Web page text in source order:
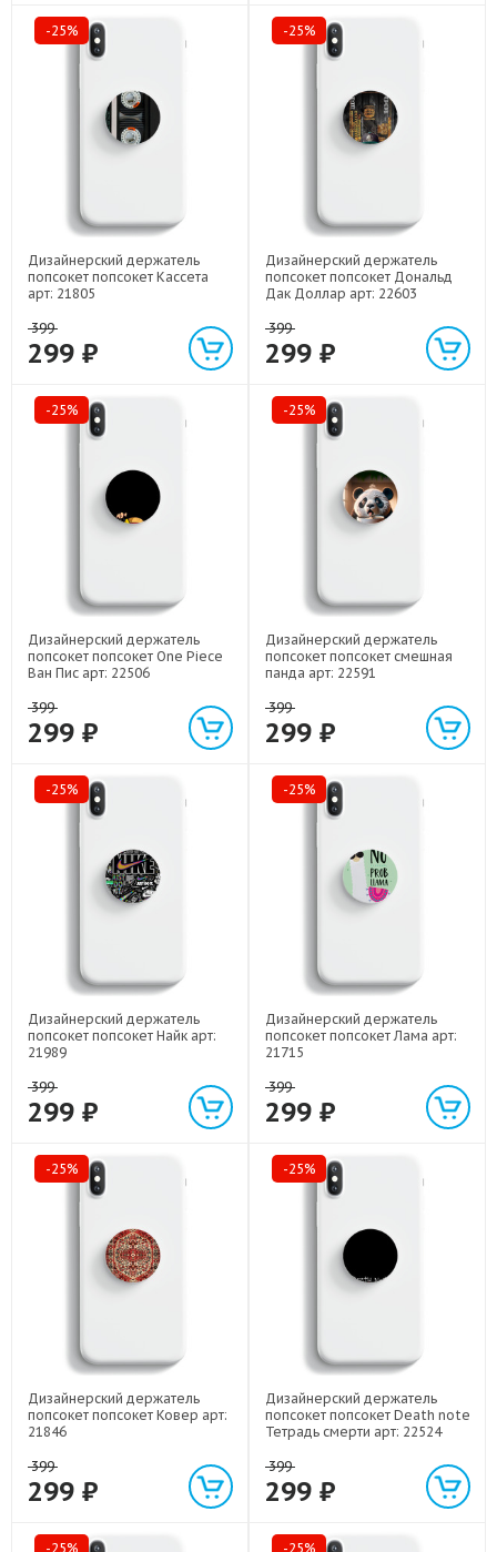
-25%
Дизайнерский держатель
попсокет попсокет Кассета
арт: 21805
399
299 ₽
-25%
Дизайнерский держатель
попсокет попсокет Дональд
Дак Доллар арт: 22603
399
299 ₽
-25%
Дизайнерский держатель
попсокет попсокет One Piece
Ван Пис арт: 22506
399
299 ₽
-25%
Дизайнерский держатель
попсокет попсокет смешная
панда арт: 22591
399
299 ₽
-25%
Дизайнерский держатель
попсокет попсокет Найк арт:
21989
399
299 ₽
-25%
Дизайнерский держатель
попсокет попсокет Лама арт:
21715
399
299 ₽
-25%
Дизайнерский держатель
попсокет попсокет Ковер арт:
21846
399
299 ₽
-25%
Дизайнерский держатель
попсокет попсокет Death note
Тетрадь смерти арт: 22524
399
299 ₽
-25% -25%